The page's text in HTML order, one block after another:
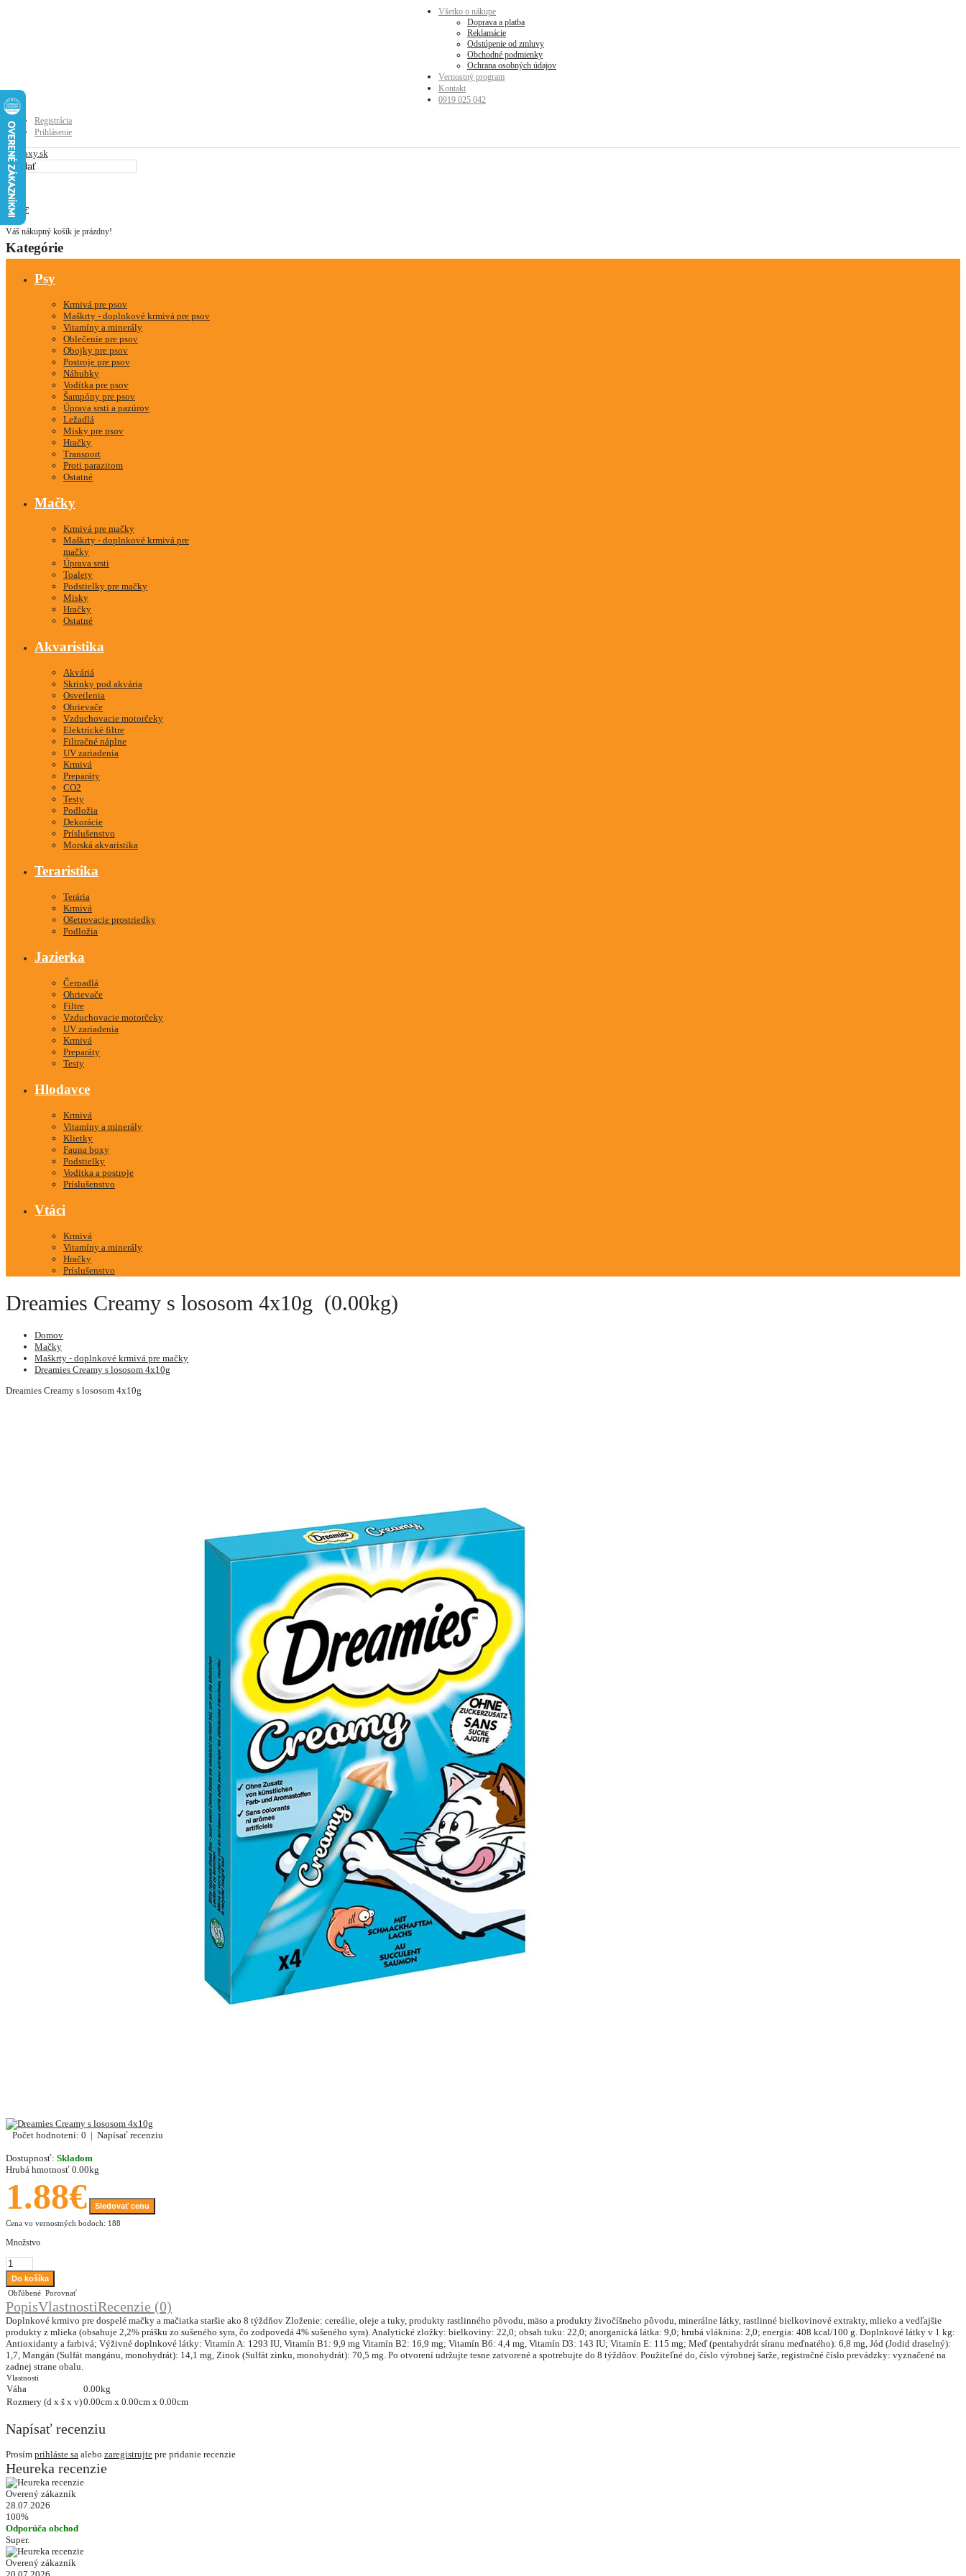
Všetko o nákupe
Doprava a platba
Reklamácie
Odstúpenie od zmluvy
Obchodné podmienky
Ochrana osobných údajov
Vernostný program
Kontakt
0919 025 042
Registrácia
Prihlásenie
0
0
0.00€
Váš nákupný košík je prázdny!
Kategórie
Psy
Krmivá pre psov
Maškrty - doplnkové krmivá pre psov
Vitamíny a minerály
Oblečenie pre psov
Obojky pre psov
Postroje pre psov
Náhubky
Vodítka pre psov
Šampóny pre psov
Úprava srsti a pazúrov
Ležadlá
Misky pre psov
Hračky
Transport
Proti parazitom
Ostatné
Mačky
Krmivá pre mačky
Maškrty - doplnkové krmivá pre
mačky
Úprava srsti
Toalety
Podstielky pre mačky
Misky
Hračky
Ostatné
Akvaristika
Akváriá
Skrinky pod akvária
Osvetlenia
Ohrievače
Vzduchovacie motorčeky
Elektrické filtre
Filtračné náplne
UV zariadenia
Krmivá
Preparáty
CO2
Testy
Podložia
Dekorácie
Príslušenstvo
Morská akvaristika
Teraristika
Terária
Krmivá
Ošetrovacie prostriedky
Podložia
Jazierka
Čerpadlá
Ohrievače
Filtre
Vzduchovacie motorčeky
UV zariadenia
Krmivá
Preparáty
Testy
Hlodavce
Krmivá
Vitamíny a minerály
Klietky
Fauna boxy
Podstielky
Voditka a postroje
Príslušenstvo
Vtáci
Krmivá
Vitamíny a minerály
Hračky
Príslušenstvo
Dreamies Creamy s lososom 4x10g (0.00kg)
Domov
Mačky
Maškrty - doplnkové krmivá pre mačky
Dreamies Creamy s lososom 4x10g
Dreamies Creamy s lososom 4x10g
Počet hodnotení: 0 | Napísať recenziu
Dostupnosť: Skladom
Hrubá hmotnosť 0.00kg
1.88€
Sledovať cenu
Cena vo vernostných bodoch: 188
Množstvo
Obľúbené Porovnať
PopisVlastnostiRecenzie (0)
Doplnkové krmivo pre dospelé mačky a mačiatka staršie ako 8 týždňov Zloženie: cereálie, oleje a tuky, produkty rastlinného pôvodu, mäso a produkty živočíšneho pôvodu, minerálne látky, rastlinné bielkovinové extrakty, mlieko a vedľajšie
produkty z mlieka (obsahuje 2,2% prášku zo sušeného syra, čo zodpovedá 4% sušeného syra). Analytické zložky: bielkoviny: 22,0; obsah tuku: 22,0; anorganická látka: 9,0; hrubá vláknina: 2,0; energia: 408 kcal/100 g. Doplnkové látky v 1 kg:
Antioxidanty a farbivá; Výživné doplnkové látky: Vitamín A: 1293 IU, Vitamín B1: 9,9 mg Vitamín B2: 16,9 mg; Vitamín B6: 4,4 mg, Vitamín D3: 143 IU; Vitamín E: 115 mg; Meď (pentahydrát síranu meďnatého): 6,8 mg, Jód (Jodid draselný):
1,7, Mangán (Sulfát mangánu, monohydrát): 14,1 mg, Zinok (Sulfát zinku, monohydrát): 70,5 mg. Po otvorení udržujte tesne zatvorené a spotrebujte do 8 týždňov. Použiteľné do, číslo výrobnej šarže, registračné číslo prevádzky: vyznačené na
zadnej strane obalu.
Vlastnosti
Váha
0.00kg
Rozmery (d x š x v)0.00cm x 0.00cm x 0.00cm
Napísať recenziu
Prosím prihláste sa alebo zaregistrujte pre pridanie recenzie
Heureka recenzie
Overený zákazník
28.07.2026
100%
Odporúča obchod
Super.
Overený zákazník